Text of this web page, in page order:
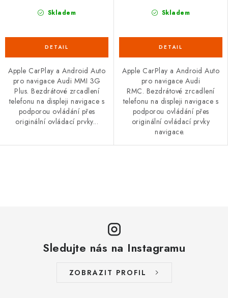
Skladem
Apple CarPlay a Android Auto
pro navigace Audi MMI 3G
Plus. Bezdrátové zrcadlení
telefonu na displeji navigace s
podporou ovládání přes
originální ovládací prvky...
Skladem
Apple CarPlay a Android Auto
pro navigace Audi
RMC. Bezdrátové zrcadlení
telefonu na displeji navigace s
podporou ovládání přes
originální ovládací prvky
navigace.
Sledujte nás na Instagramu
ZOBRAZIT PROFIL